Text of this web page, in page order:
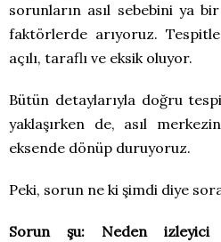
sorunların asıl sebebini ya
faktörlerde arıyoruz.
açılı, taraflı ve eksik oluyor.
Bütün detaylarıyla doğru
yaklaşırken de, asıl
eksende dönüp duruyoruz.
Peki, sorun ne ki şimdi diye
Sorun şu: Neden izleyici